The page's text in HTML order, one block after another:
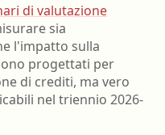
di valutazione
sia
l'impatto sulla
progettati per
di crediti, ma vero
nel triennio 2026-